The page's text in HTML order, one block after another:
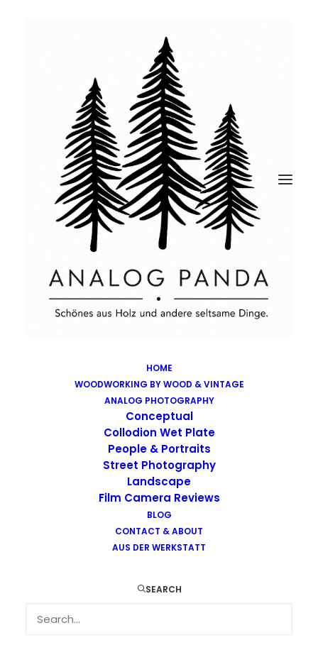
HOME
WOODWORKING BY WOOD & VINTAGE
ANALOG PHOTOGRAPHY
Conceptual
Collodion Wet Plate
People & Portraits
Street Photography
Landscape
Film Camera Reviews
BLOG
CONTACT & ABOUT
AUS DER WERKSTATT
SEARCH
Images tagged "skateboard"